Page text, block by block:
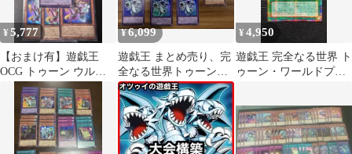
¥5,777
【おまけ有】遊戯王
OCG トゥーン ウルト
ラ デッキパーツ
¥6,099
遊戯王 まとめ売り、完
全なる世界トゥーンワ
ールド、ファニーダー
クラビット
¥4,950
遊戯王 完全なる世界 ト
ゥーン・ワールドプリ